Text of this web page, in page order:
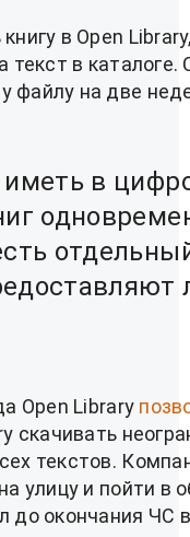
в Open
текст в
файлу на две
в
Open Library
скачивать
текстов.
улицу и пойти в
до окончания ЧС